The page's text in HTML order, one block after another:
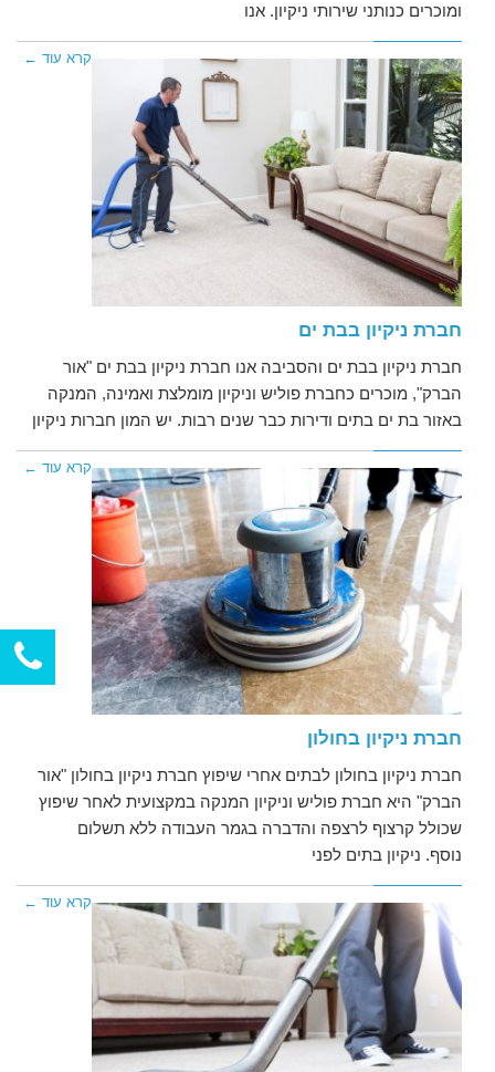
ומוכרים כנותני שירותי ניקיון. אנו
קרא עוד ←
חברת ניקיון בבת ים
חברת ניקיון בבת ים והסביבה אנו חברת ניקיון בבת ים "אור
הברק", מוכרים כחברת פוליש וניקיון מומלצת ואמינה, המנקה
באזור בת ים בתים ודירות כבר שנים רבות. יש המון חברות ניקיון
קרא עוד ←
חברת ניקיון בחולון
חברת ניקיון בחולון לבתים אחרי שיפוץ חברת ניקיון בחולון "אור
הברק" היא חברת פוליש וניקיון המנקה במקצועית לאחר שיפוץ
שכולל קרצוף לרצפה והדברה בגמר העבודה ללא תשלום
נוסף. ניקיון בתים לפני
קרא עוד ←